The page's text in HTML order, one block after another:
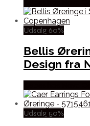
Udsalg 60%
Bellis
Design fra
Udsalg 50%